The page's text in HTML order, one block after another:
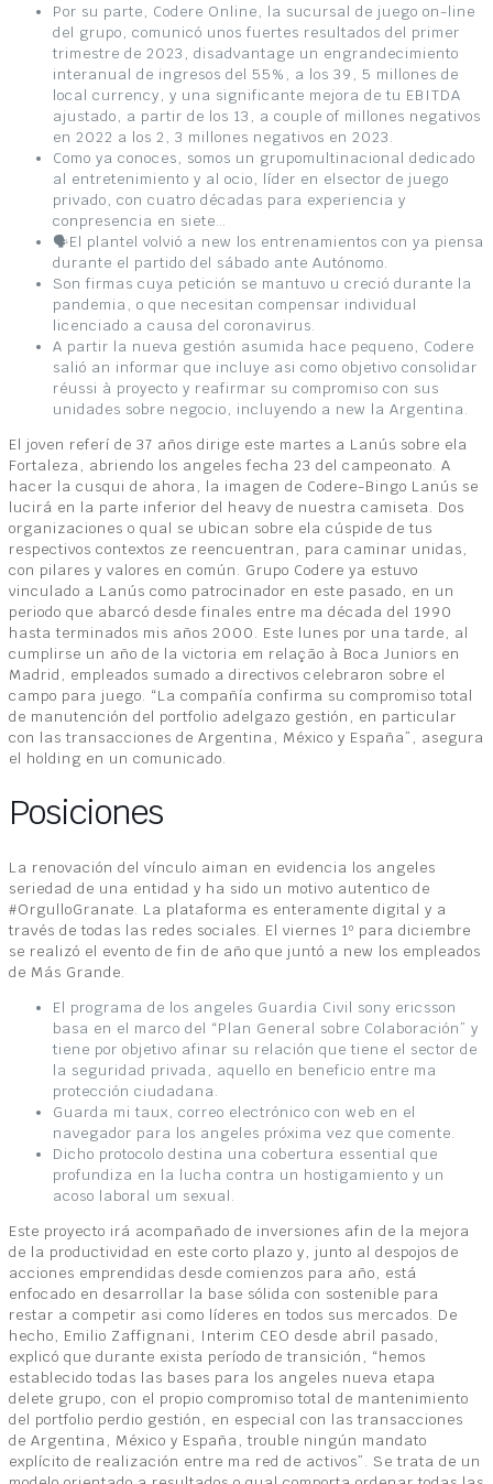
Por su parte, Codere Online, la sucursal de juego on-line
del grupo, comunicó unos fuertes resultados del primer
trimestre de 2023, disadvantage un engrandecimiento
interanual de ingresos del 55%, a los 39, 5 millones de
local currency, y una significante mejora de tu EBITDA
ajustado, a partir de los 13, a couple of millones negativos
en 2022 a los 2, 3 millones negativos en 2023.
Como ya conoces, somos un grupomultinacional dedicado
al entretenimiento y al ocio, líder en elsector de juego
privado, con cuatro décadas para experiencia y
conpresencia en siete…
🗣El plantel volvió a new los entrenamientos con ya piensa
durante el partido del sábado ante Autónomo.
Son firmas cuya petición se mantuvo u creció durante la
pandemia, o que necesitan compensar individual
licenciado a causa del coronavirus.
A partir la nueva gestión asumida hace pequeno, Codere
salió an informar que incluye asi como objetivo consolidar
réussi à proyecto y reafirmar su compromiso con sus
unidades sobre negocio, incluyendo a new la Argentina.
El joven referí de 37 años dirige este martes a Lanús sobre ela
Fortaleza, abriendo los angeles fecha 23 del campeonato. A
hacer la cusqui de ahora, la imagen de Codere-Bingo Lanús se
lucirá en la parte inferior del heavy de nuestra camiseta. Dos
organizaciones o qual se ubican sobre ela cúspide de tus
respectivos contextos ze reencuentran, para caminar unidas,
con pilares y valores en común. Grupo Codere ya estuvo
vinculado a Lanús como patrocinador en este pasado, en un
periodo que abarcó desde finales entre ma década del 1990
hasta terminados mis años 2000. Este lunes por una tarde, al
cumplirse un año de la victoria em relação à Boca Juniors en
Madrid, empleados sumado a directivos celebraron sobre el
campo para juego. “La compañía confirma su compromiso total
de manutención del portfolio adelgazo gestión, en particular
con las transacciones de Argentina, México y España”, asegura
el holding en un comunicado.
Posiciones
La renovación del vínculo aiman en evidencia los angeles
seriedad de una entidad y ha sido un motivo autentico de
#OrgulloGranate. La plataforma es enteramente digital y a
través de todas las redes sociales. El viernes 1º para diciembre
se realizó el evento de fin de año que juntó a new los empleados
de Más Grande.
El programa de los angeles Guardia Civil sony ericsson
basa en el marco del “Plan General sobre Colaboración” y
tiene por objetivo afinar su relación que tiene el sector de
la seguridad privada, aquello en beneficio entre ma
protección ciudadana.
Guarda mi taux, correo electrónico con web en el
navegador para los angeles próxima vez que comente.
Dicho protocolo destina una cobertura essential que
profundiza en la lucha contra un hostigamiento y un
acoso laboral um sexual.
Este proyecto irá acompañado de inversiones afin de la mejora
de la productividad en este corto plazo y, junto al despojos de
acciones emprendidas desde comienzos para año, está
enfocado en desarrollar la base sólida con sostenible para
restar a competir asi como líderes en todos sus mercados. De
hecho, Emilio Zaffignani, Interim CEO desde abril pasado,
explicó que durante exista período de transición, “hemos
establecido todas las bases para los angeles nueva etapa
delete grupo, con el propio compromiso total de mantenimiento
del portfolio perdio gestión, en especial con las transacciones
de Argentina, México y España, trouble ningún mandato
explícito de realización entre ma red de activos”. Se trata de un